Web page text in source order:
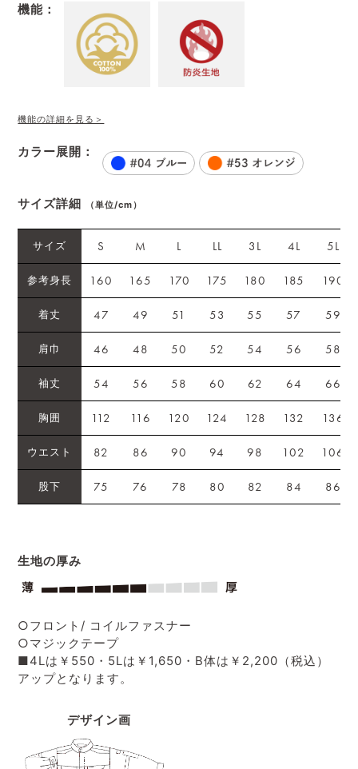
機能：
機能の詳細を見る＞
カラー展開：
サイズ詳細 （単位/cm）
サイズ S M L LL 3L 4L 5L
参考身長 160 165 170 175 180 185 190
着丈 47 49 51 53 55 57 59
肩巾 46 48 50 52 54 56 58
袖丈 54 56 58 60 62 64 66
胸囲 112 116 120 124 128 132 136
ウエスト 82 86 90 94 98 102 106
股下 75 76 78 80 82 84 86
生地の厚み
○フロント/ コイルファスナー
○マジックテープ
■4Lは￥550・5Lは￥1,650・B体は￥2,200（税込）
アップとなります。
デザイン画